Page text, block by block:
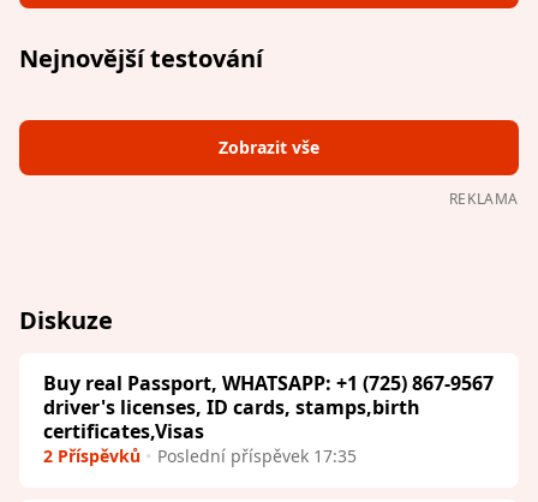
Nejnovější testování
Zobrazit vše
REKLAMA
Diskuze
Buy real Passport, WHATSAPP: +1 (725) 867-9567
driver's licenses, ID cards, stamps,birth
certificates,Visas
2 Příspěvků Poslední příspěvek 17:35